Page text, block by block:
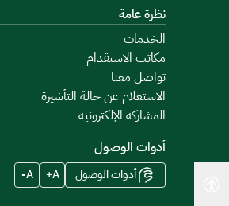
نظرة عامة
الخدمات
مكاتب الاستقدام
تواصل معنا
الاستعلام عن حالة التأشيرة
المشاركة الإلكترونية
أدوات الوصول
أدوات الوصول A+
A-
أدوات إمكانية الوصول